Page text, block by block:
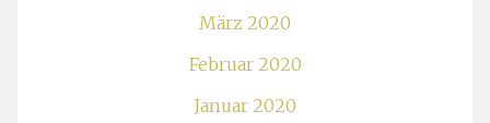
März 2020
Februar 2020
Januar 2020